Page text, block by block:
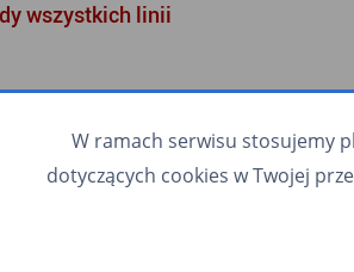
wszystkich linii
W ramach serwisu stosujemy
dotyczących cookies w Twojej